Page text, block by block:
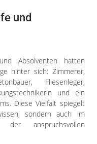
und
Absolventen hatten
hinter sich: Zimmerer,
Fliesenleger,
und ein
Diese Vielfalt spiegelt
sondern auch im
anspruchsvollen